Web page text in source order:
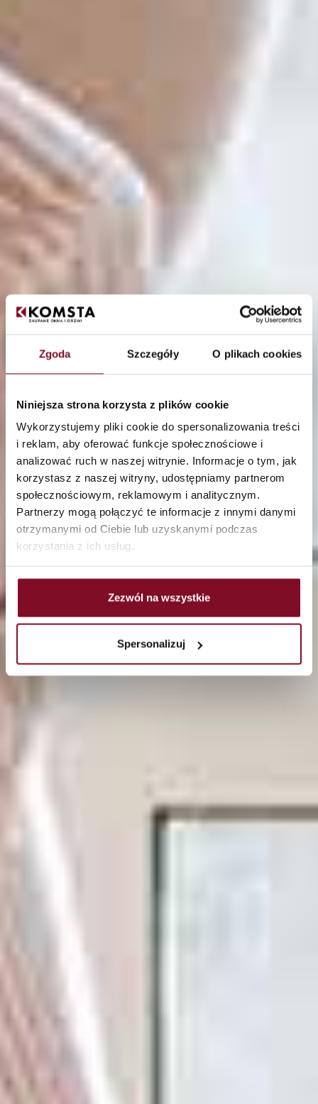
Zgoda Szczegóły O plikach cookies
Niniejsza strona korzysta z plików cookie
Wykorzystujemy pliki cookie do spersonalizowania treści
i reklam, aby oferować funkcje społecznościowe i
analizować ruch w naszej witrynie. Informacje o tym, jak
korzystasz z naszej witryny, udostępniamy partnerom
społecznościowym, reklamowym i analitycznym.
Partnerzy mogą połączyć te informacje z innymi danymi
otrzymanymi od Ciebie lub uzyskanymi podczas
korzystania z ich usług.
Zezwól na wszystkie
Spersonalizuj